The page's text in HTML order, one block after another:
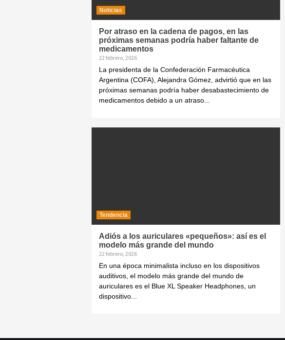
Noticias
Por atraso en la cadena de pagos, en las
próximas semanas podría haber faltante de
medicamentos
22 febrero, 2026
La presidenta de la Confederación Farmacéutica
Argentina (COFA), Alejandra Gómez, advirtió que en las
próximas semanas podría haber desabastecimiento de
medicamentos debido a un atraso...
Tendencia
Adiós a los auriculares «pequeños»: así es el
modelo más grande del mundo
22 febrero, 2026
En una época minimalista incluso en los dispositivos
auditivos, el modelo más grande del mundo de
auriculares es el Blue XL Speaker Headphones, un
dispositivo...